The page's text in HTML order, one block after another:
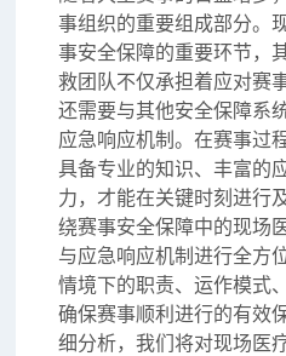
事组织的重要组成部分。
事安全保障的重要环节，
救团队不仅承担着应对赛
还需要与其他安全保障系
应急响应机制。在赛事过
具备专业的知识、丰富的
力，才能在关键时刻进行
绕赛事安全保障中的现场
与应急响应机制进行全方
情境下的职责、运作模式
确保赛事顺利进行的有效
细分析，我们将对现场医